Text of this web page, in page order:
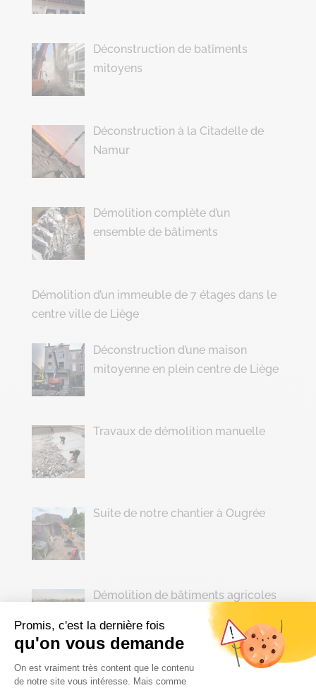
Promis, c'est la dernière fois
qu'on vous demande
Plateforme de Gestion du
On est vraiment très content que le contenu
de notre site vous intéresse. Mais comme
Déconstruction de batîments
mitoyens
Déconstruction à la Citadelle de
Namur
Démolition complète d’un
ensemble de bâtiments
Démolition d’un immeuble de 7 étages dans le
centre ville de Liège
Déconstruction d’une maison
mitoyenne en plein centre de Liège
Travaux de démolition manuelle
Suite de notre chantier à Ougrée
Démolition de bâtiments agricoles
Archives